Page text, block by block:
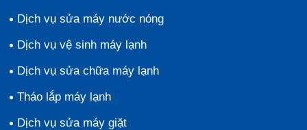
Dịch vụ sửa máy nước nóng
Dịch vụ vệ sinh máy lạnh
Dịch vụ sửa chữa máy lạnh
Tháo lắp máy lạnh
Dịch vụ sửa máy giặt